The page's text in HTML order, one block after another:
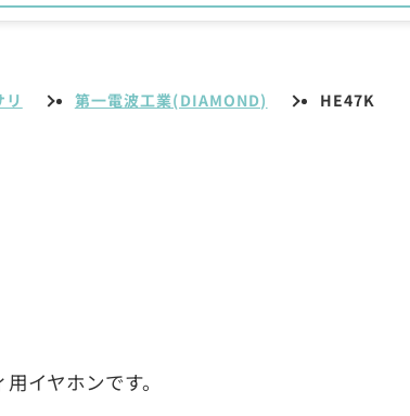
第一電波工業(DIAMOND) HE47K
イヤホンです。